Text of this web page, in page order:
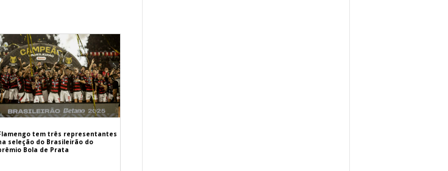
tem três representantes
seleção do Brasileirão do
Bola de Prata